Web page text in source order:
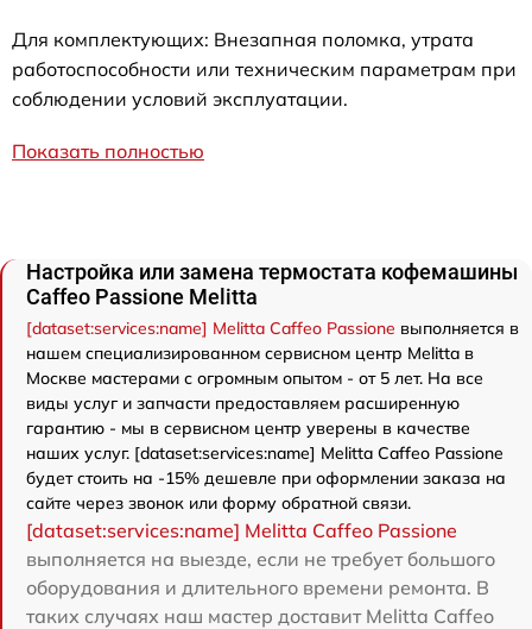
Для комплектующих: Внезапная поломка, утрата
работоспособности или техническим параметрам при
соблюдении условий эксплуатации.
Показать полностью
Настройка или замена термостата кофемашины
Caffeo Passione Melitta
[dataset:services:name] Melitta Caffeo Passione выполняется в
нашем специализированном сервисном центр Melitta в
Москве мастерами с огромным опытом - от 5 лет. На все
виды услуг и запчасти предоставляем расширенную
гарантию - мы в сервисном центр уверены в качестве
наших услуг. [dataset:services:name] Melitta Caffeo Passione
будет стоить на -15% дешевле при оформлении заказа на
сайте через звонок или форму обратной связи.
[dataset:services:name] Melitta Caffeo Passione
выполняется на выезде, если не требует большого
оборудования и длительного времени ремонта. В
таких случаях наш мастер доставит Melitta Caffeo